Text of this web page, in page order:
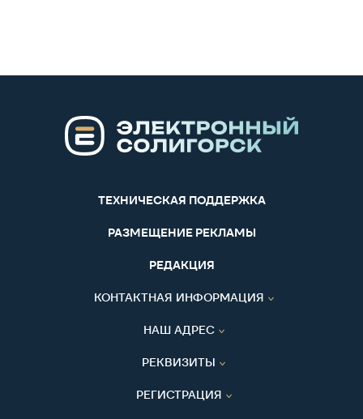
ТЕХНИЧЕСКАЯ ПОДДЕРЖКА
РАЗМЕЩЕНИЕ РЕКЛАМЫ
РЕДАКЦИЯ
КОНТАКТНАЯ ИНФОРМАЦИЯ
НАШ АДРЕС
РЕКВИЗИТЫ
РЕГИСТРАЦИЯ